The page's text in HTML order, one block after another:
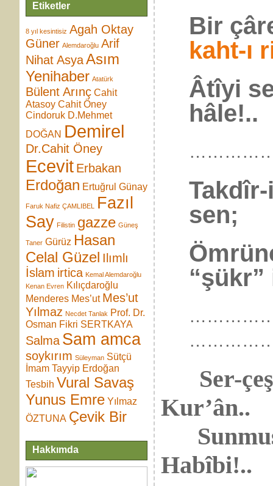
Etiketler
8 yıl kesintisiz Agah Oktay
Güner Alemdaroğlu Arif
Nihat AsyaAsım
Yenihaber Atatürk
Bülent Arınç Cahit
Atasoy Cahit Öney
Cindoruk D.Mehmet
DOĞAN Demirel
Dr.Cahit Öney
Ecevit Erbakan
Erdoğan Ertuğrul Günay
Faruk Nafiz ÇAMLIBEL
Fazıl
Say Filistin gazze Güneş
Taner Gürüz Hasan
Celal Güzel Ilımlı
İslam irtica Kemal Alemdaroğlu
Kenan Evren Kılıçdaroğlu
Menderes Mes’ut Mes’ut
Yılmaz Necdet Tanlak Prof. Dr.
Osman Fikri SERTKAYA
Salma Sam amca
soykırım Süleyman Sütçü
İmam Tayyip Erdoğan
Tesbih Vural Savaş
Yunus Emre Yılmaz
ÖZTUNA Çevik Bir
Hakkımda
Bir
kaht-ı
Âtîyi
hâle!..
sen;
“şükr”
Ser-
Kur’ân..
Sunmuş
Habîbi!..